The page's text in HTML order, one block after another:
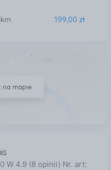
km 199,00 zł
na mapie
W 4.9 (8 opinii) Nr. art: